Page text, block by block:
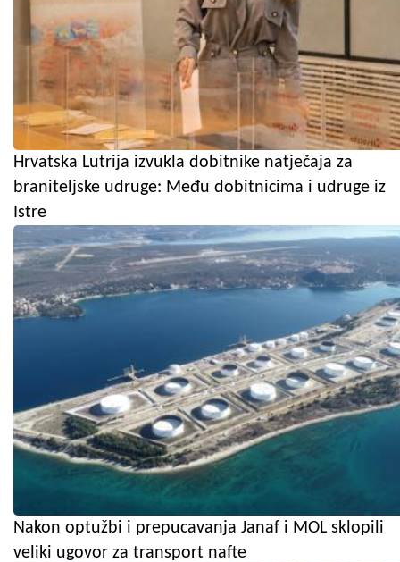
Hrvatska Lutrija izvukla dobitnike natječaja za
braniteljske udruge: Među dobitnicima i udruge iz
Istre
Nakon optužbi i prepucavanja Janaf i MOL sklopili
veliki ugovor za transport nafte